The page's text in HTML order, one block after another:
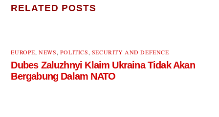
RELATED POSTS
EUROPE,NEWS, POLITICS, SECURITY AND DEFENCE
Dubes Zaluzhnyi Klaim Ukraina Tidak Akan
Bergabung Dalam NATO